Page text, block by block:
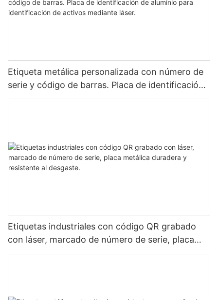
Etiqueta metálica personalizada con número de
serie y código de barras. Placa de identificación
de aluminio para identificación de activos
Etiquetas industriales con código QR grabado
con láser, marcado de número de serie, placa
metálica duradera y resistente al desgaste.